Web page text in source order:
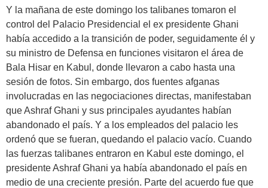
Y la mañana de este domingo los talibanes tomaron el
control del Palacio Presidencial el ex presidente Ghani
había accedido a la transición de poder, seguidamente él y
su ministro de Defensa en funciones visitaron el área de
Bala Hisar en Kabul, donde llevaron a cabo hasta una
sesión de fotos. Sin embargo, dos fuentes afganas
involucradas en las negociaciones directas, manifestaban
que Ashraf Ghani y sus principales ayudantes habían
abandonado el país. Y a los empleados del palacio les
ordenó que se fueran, quedando el palacio vacío. Cuando
las fuerzas talibanes entraron en Kabul este domingo, el
presidente Ashraf Ghani ya había abandonado el país en
medio de una creciente presión. Parte del acuerdo fue que